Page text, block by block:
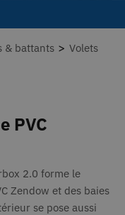
& battants > Volets
PVC
2.0 forme le
Zendow et des baies
se pose aussi